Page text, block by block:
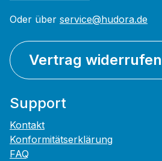
Oder über service@hudora.de
Vertrag widerrufen
Support
Kontakt
Konformitätserklärung
FAQ